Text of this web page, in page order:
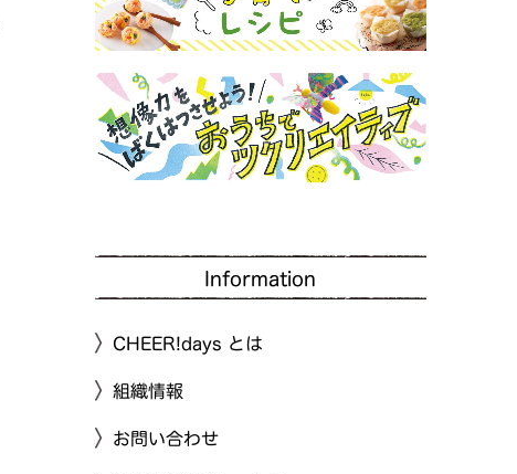
Information
CHEER!days とは
組織情報
お問い合わせ